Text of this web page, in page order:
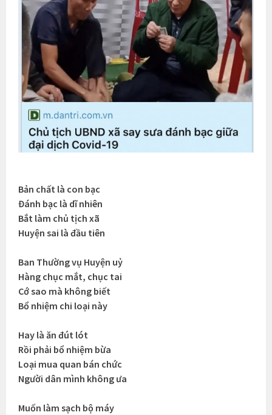
Bản chất là con bạc
Đánh bạc là dĩ nhiên
Bắt làm chủ tịch xã
Huyện sai là đầu tiên
Ban Thường vụ Huyện uỷ
Hàng chục mắt, chục tai
Cớ sao mà không biết
Bổ nhiệm chi loại này
Hay là ăn đút lót
Rồi phải bổ nhiệm bừa
Loại mua quan bán chức
Người dân mình không ưa
Muốn làm sạch bộ máy